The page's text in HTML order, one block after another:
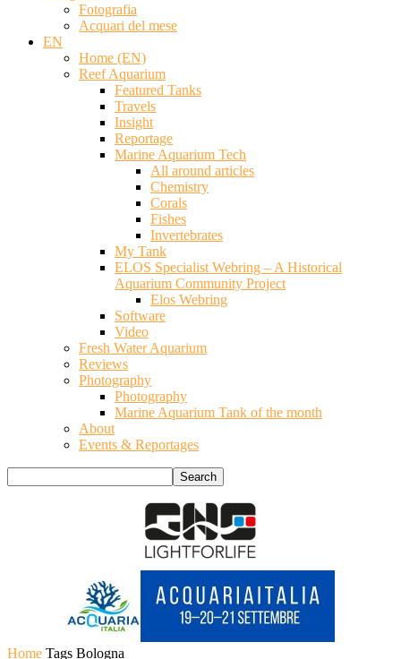
Fotografia
Acquari del mese
EN
Home (EN)
Reef Aquarium
Featured Tanks
Travels
Insight
Reportage
Marine Aquarium Tech
All around articles
Chemistry
Corals
Fishes
Invertebrates
My Tank
ELOS Specialist Webring – A Historical
Aquarium Community Project
Elos Webring
Software
Video
Fresh Water Aquarium
Reviews
Photography
Photography
Marine Aquarium Tank of the month
About
Events & Reportages
Home Tags Bologna